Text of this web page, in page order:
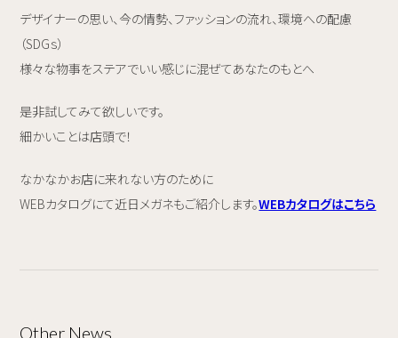
デザイナーの思い、今の情勢、ファッションの流れ、環境への配慮
（SDGｓ）
様々な物事をステアでいい感じに混ぜてあなたのもとへ
是非試してみて欲しいです。
細かいことは店頭で！
なかなかお店に来れない方のために
WEBカタログにて近日メガネもご紹介します。WEBカタログはこちら
Other News